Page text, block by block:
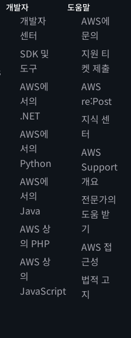
개발자
개발자
센터
SDK 및
도구
AWS에
서의
.NET
AWS에
서의
Python
AWS에
서의
Java
AWS 상
의 PHP
AWS 상
의
JavaScript
도움말
AWS에
문의
지원 티
켓 제출
AWS
re:Post
지식 센
터
AWS
Support
개요
전문가의
도움 받
기
AWS 접
근성
법적 고
지